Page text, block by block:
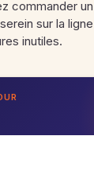
commander
sur la
inutiles.